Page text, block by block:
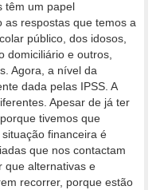
têm um papel
respostas que temos a
público, dos idosos,
domiciliário e outros,
Agora, a nível da
dada pelas IPSS. A
Apesar de já ter
tivemos que
financeira é
que nos contactam
que alternativas e
recorrer, porque estão